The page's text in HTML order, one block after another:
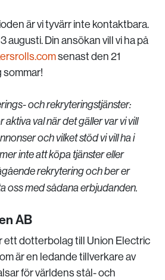
är vi tyvärr inte kontaktbara.
augusti. Din ansökan vill vi ha på
senast den 21
sommar!
och rekryteringstjänster:
val när det gäller var vi vill
och vilket stöd vi vill ha i
inte att köpa tjänster eller
rekrytering och ber er
oss med sådana erbjudanden.
AB
ett dotterbolag till Union Electric
är en ledande tillverkare av
för världens stål- och